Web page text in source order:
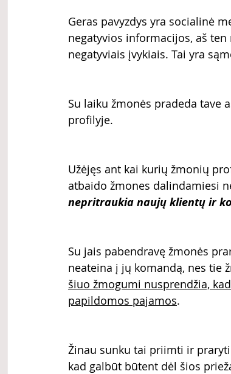
Geras pavyzdys yra socialinė
negatyvios informacijos, aš
negatyviais įvykiais. Tai yra
Su laiku žmonės pradeda tave
profilyje.
Užėjęs ant kai kurių žmonių
atbaido žmones dalindamiesi
nepritraukia naujų klientų ir
Su jais pabendravę žmonės
neateina į jų komandą, nes tie
šiuo žmogumi nusprendžia,
papildomos pajamos.
Žinau sunku tai priimti ir
kad galbūt būtent dėl šios